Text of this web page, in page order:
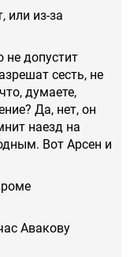
или из-за
не допустит
сесть, не
думаете,
Да, нет, он
наезд на
Вот Арсен и
Авакову